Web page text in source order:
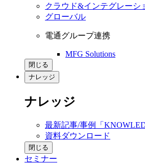
クラウド&インテグレーシ
グローバル
電通グループ連携
MFG Solutions
閉じる
ナレッジ
ナレッジ
最新記事/事例「
資料ダウンロード
閉じる
セミナー